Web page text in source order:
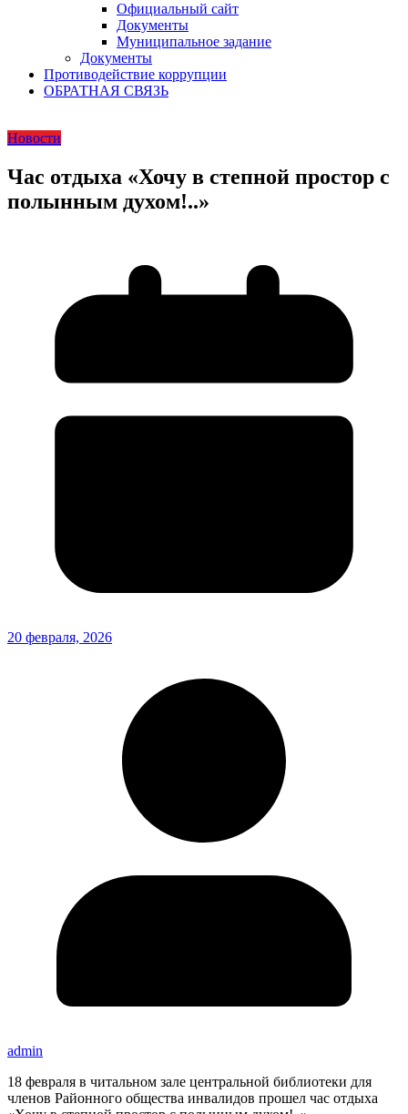
Официальный сайт
Документы
Муниципальное задание
Документы
Противодействие коррупции
ОБРАТНАЯ СВЯЗЬ
Новости
Час отдыха «Хочу в степной простор с
полынным духом!..»
20 февраля, 2026
admin
18 февраля в читальном зале центральной библиотеки для
членов Районного общества инвалидов прошел час отдыха